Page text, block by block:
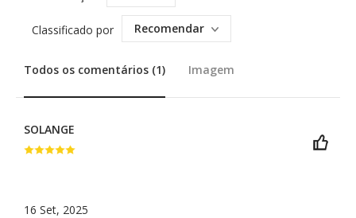
Classificado por Recomendar
Todos os comentários (1) Imagem
SOLANGE
16 Set, 2025